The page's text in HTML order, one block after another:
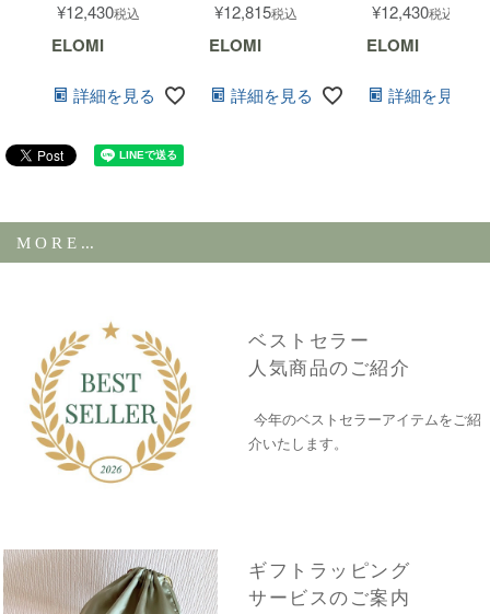
速乾・吸水性FERAN ICE 加工
様
パッドなし
素
カップ裏地：ポリアミド100％ / メイン生地：ポリアミド100％ /
¥12,430税込
ELOMI
詳細を見る
¥12,815税込
ELOMI
詳細を見る
¥12,430税込
ELOMI
詳細を見る
M O R E ...
ベストセラー
人気商品のご紹介
今年のベストセラーアイテムをご紹
介いたします。
ギフトラッピング
サービスのご案内